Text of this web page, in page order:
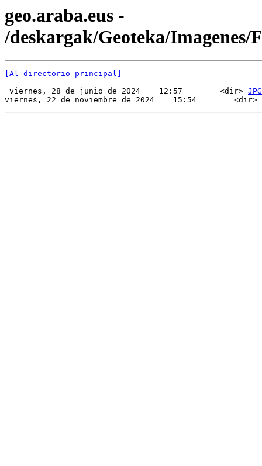
geo.araba.eus -
/deskargak/Geoteka/Imagenes/
[Al directorio principal]
viernes, 28 de junio de 2024    12:57        <dir> JPG
viernes, 22 de noviembre de 2024    15:54        <dir>